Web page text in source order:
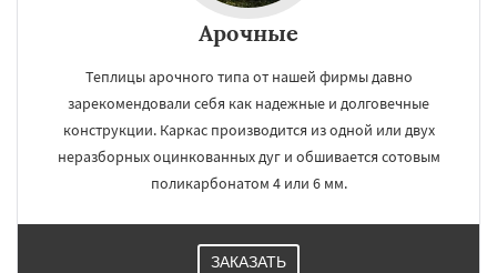
Арочные
Теплицы арочного типа от нашей фирмы давно
зарекомендовали себя как надежные и долговечные
конструкции. Каркас производится из одной или двух
неразборных оцинкованных дуг и обшивается сотовым
поликарбонатом 4 или 6 мм.
ЗАКАЗАТЬ